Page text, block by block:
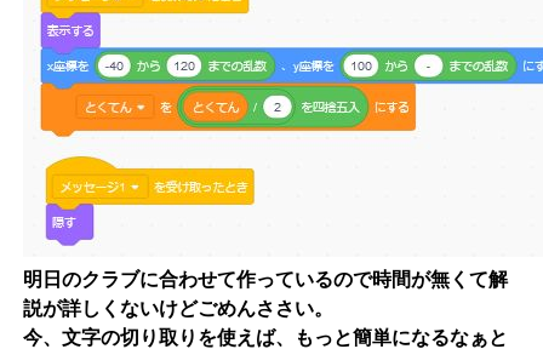
明日のクラブに合わせて作っているので時間が無くて解
説が詳しくないけどごめんささい。
今、文字の切り取りを使えば、もっと簡単になるなぁと